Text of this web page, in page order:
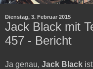
Dienstag, 3. Februar 2015
Jack Black mit
457 - Bericht
Ja genau, Jack Black